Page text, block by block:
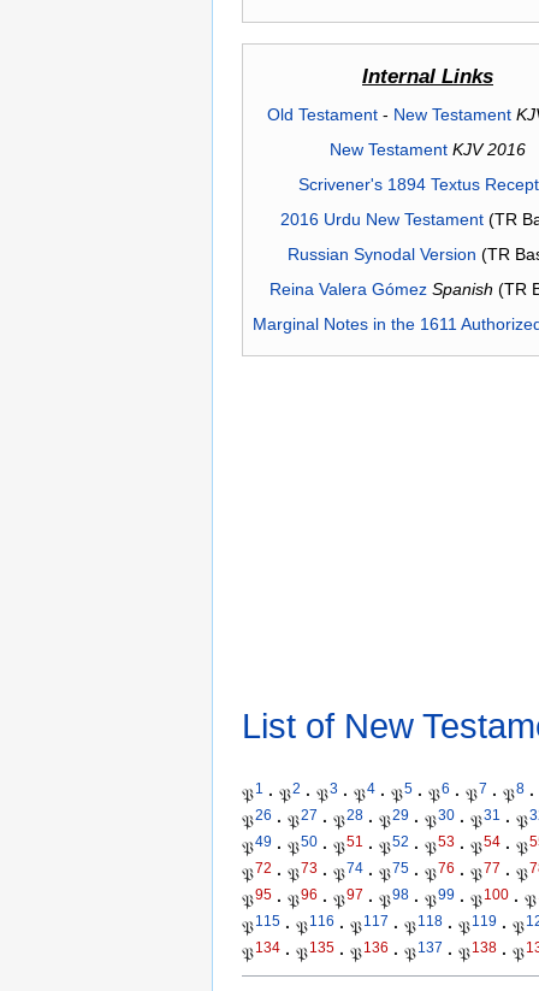
Internal Links
Old Testament- New Testament
New Testament KJV 2016
Scrivener's 1894 Textus
2016 Urdu New Testament(TR
Russian Synodal Version (TR
Reina Valera Gómez Spanish (TR
Marginal Notes in the 1611
List of New
𝔓1 · 𝔓2 · 𝔓3 · 𝔓4 · 𝔓5 · 𝔓6 · 𝔓7 · 𝔓8 ·
𝔓26 · 𝔓27 · 𝔓28 · 𝔓29 · 𝔓30 · 𝔓31 · 𝔓
𝔓49 · 𝔓50 · 𝔓51 · 𝔓52 · 𝔓53 · 𝔓54 · 𝔓
𝔓72 · 𝔓73 · 𝔓74 · 𝔓75 · 𝔓76 · 𝔓77 · 𝔓
𝔓95 · 𝔓96 · 𝔓97 · 𝔓98 · 𝔓99 · 𝔓100 · 𝔓
𝔓115 · 𝔓116 · 𝔓117 · 𝔓118 · 𝔓119 · 𝔓
𝔓134 · 𝔓135 · 𝔓136 · 𝔓137 · 𝔓138 · 𝔓